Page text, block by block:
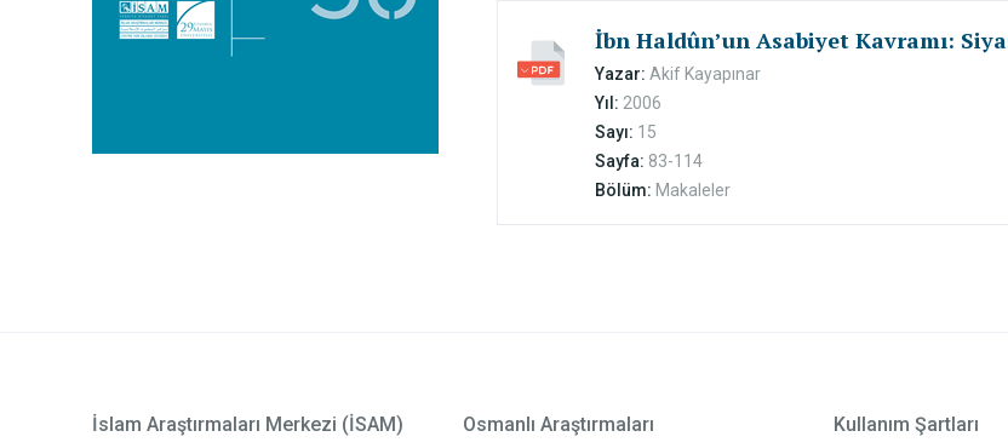
İbn Haldûn’un Asabiyet Kavramı:
Yazar: Akif Kayapınar
Yıl: 2006
Sayı: 15
Sayfa: 83-114
Bölüm: Makaleler
İslam Araştırmaları Merkezi (İSAM) Osmanlı Araştırmaları Kullanım Şartları